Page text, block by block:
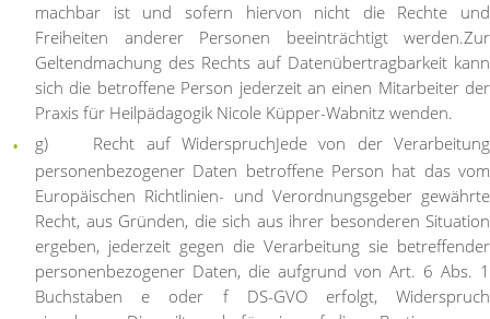
machbar ist und sofern hiervon nicht die Rechte und
Freiheiten anderer Personen beeinträchtigt werden.Zur
Geltendmachung des Rechts auf Datenübertragbarkeit kann
sich die betroffene Person jederzeit an einen Mitarbeiter der
Praxis für Heilpädagogik Nicole Küpper-Wabnitz wenden.
g) Recht auf WiderspruchJede von der Verarbeitung
personenbezogener Daten betroffene Person hat das vom
Europäischen Richtlinien- und Verordnungsgeber gewährte
Recht, aus Gründen, die sich aus ihrer besonderen Situation
ergeben, jederzeit gegen die Verarbeitung sie betreffender
personenbezogener Daten, die aufgrund von Art. 6 Abs. 1
Buchstaben e oder f DS-GVO erfolgt, Widerspruch